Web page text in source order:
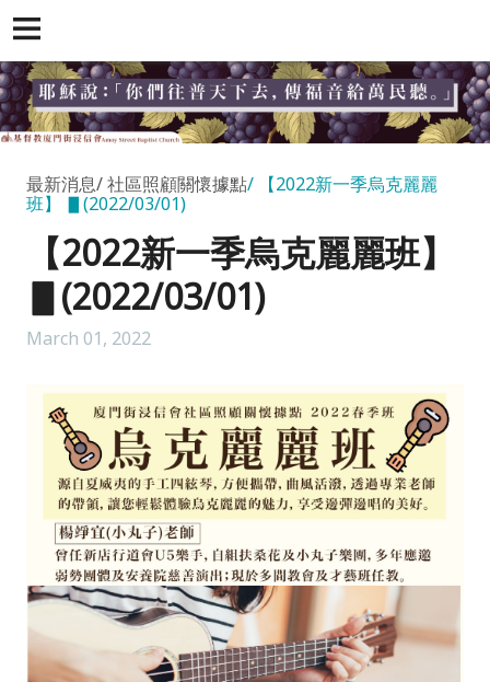
最新消息 社區照顧關懷據點
【2022新一季烏克麗麗
班】 ▋(2022/03/01)
【2022新一季烏克麗麗班】
▋(2022/03/01)
March 01, 2022